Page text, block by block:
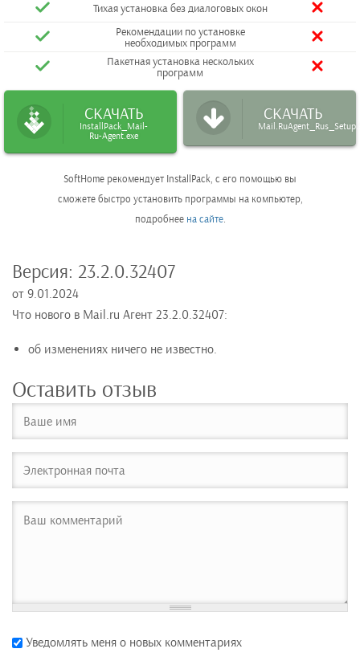
Тихая установка без диалоговых окон
Рекомендации по установке
необходимых программ
Пакетная установка нескольких
программ
СКАЧАТЬ
InstallPack_Mail-
Ru-Agent.exe
СКАЧАТЬ
SoftHome рекомендует InstallPack, с его помощью вы
сможете быстро установить программы на компьютер,
подробнее на сайте.
Версия: 23.2.0.32407
от 9.01.2024
Что нового в Mail.ru Агент 23.2.0.32407:
об изменениях ничего не известно.
Оставить отзыв
Уведомлять меня о новых комментариях